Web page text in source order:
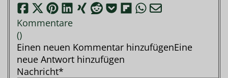
Kommentare
()
Einen neuen Kommentar hinzufügenEine
neue Antwort hinzufügen
Nachricht*